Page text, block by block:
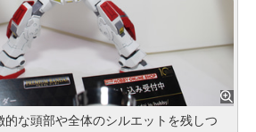
な頭部や全体のシルエットを残しつ